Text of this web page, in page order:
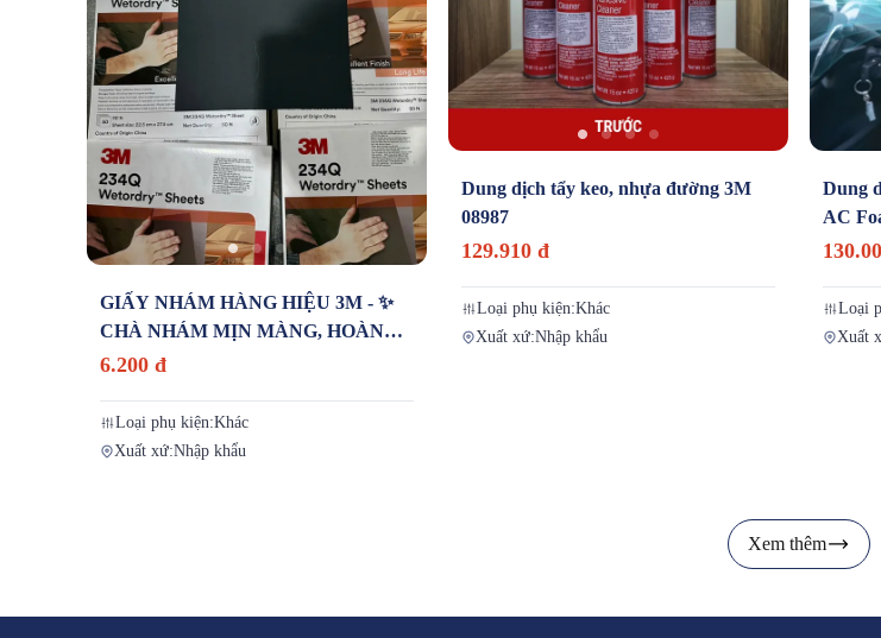
GIẤY NHÁM HÀNG HIỆU 3M - ✨
CHÀ NHÁM MỊN MÀNG, HOÀN
THIỆN TỐI ƯU - MUA 2 TẶNG 1! ✨
6.200 đ
Loại phụ kiện:Khác
Xuất xứ:Nhập khẩu
Dung dịch tẩy keo, nhựa đường 3M
08987
129.910 đ
Loại phụ kiện:Khác
Xuất xứ:Nhập khẩu
Dung
AC
Loại
Xuất
Xem thêm